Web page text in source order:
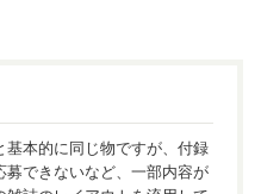
本的に同じ物ですが、付録
できないなど、一部内容が